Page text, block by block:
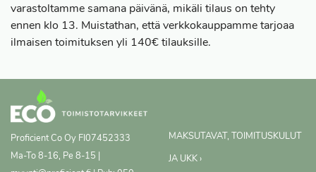
varastoltamme samana päivänä, mikäli tilaus on tehty
ennen klo 13. Muistathan, että verkkokauppamme tarjoaa
ilmaisen toimituksen yli 140€ tilauksille.
Proficient Co Oy FI07452333
Ma-To 8-16, Pe 8-15 |
MAKSUTAVAT, TOIMITUSKULUT
JA UKK ›